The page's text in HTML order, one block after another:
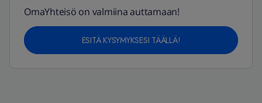
OmaYhteisö on valmiina auttamaan!
ESITÄ KYSYMYKSESI TÄÄLLÄ!